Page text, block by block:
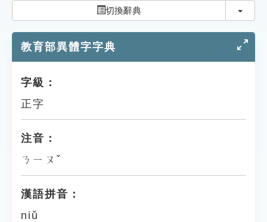
貓頭鷹博士
切換辭典 切換
教育部異體字字典
字級：
正字
注音：
ㄋㄧㄡˇ
漢語拼音：
niǔ